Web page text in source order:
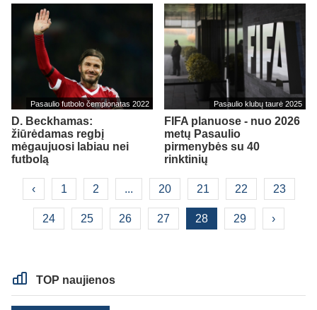
Pasaulio futbolo čempionatas 2022
D. Beckhamas:
žiūrėdamas regbį
mėgaujuosi labiau nei
futbolą
Pasaulio klubų taurė 2025
FIFA planuose - nuo 2026
metų Pasaulio
pirmenybės su 40
rinktinių
‹ 1 2 ... 20 21 22 23
24 25 26 27 28 29 ›
TOP naujienos